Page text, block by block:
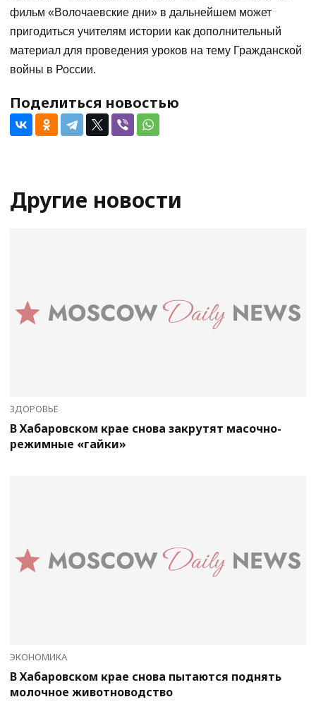
фильм «Волочаевские дни» в дальнейшем может
пригодиться учителям истории как дополнительный
материал для проведения уроков на тему Гражданской
войны в России.
Поделиться новостью
Другие новости
ЗДОРОВЬЕ
В Хабаровском крае снова закрутят масочно-
режимные «гайки»
ЭКОНОМИКА
В Хабаровском крае снова пытаются поднять
молочное животноводство